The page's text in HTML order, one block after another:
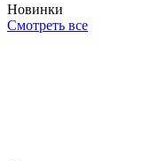
Новинки
Смотреть все